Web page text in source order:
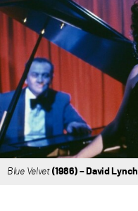
Blue Velvet(1986) – David Lynch